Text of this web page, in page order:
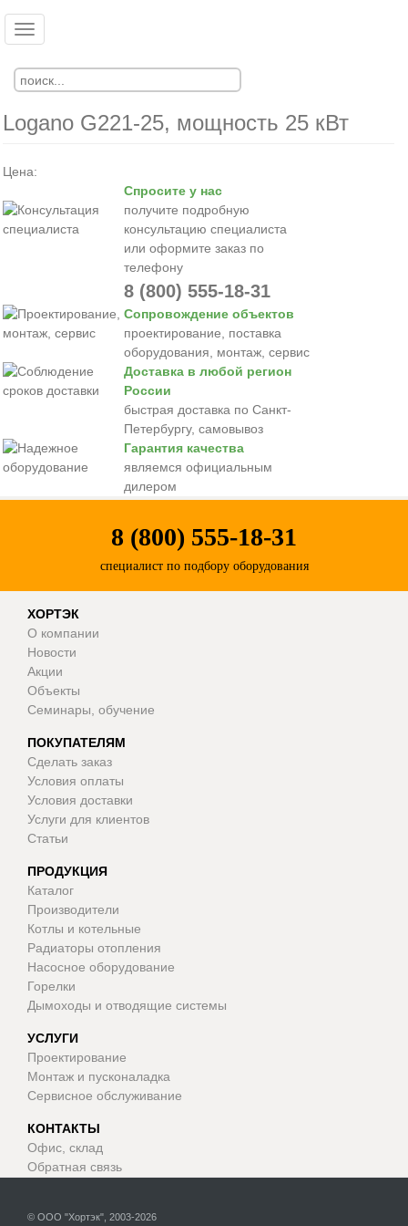
основному
содержанию
Toggle
Logano G221-25, мощность 25 кВт
Цена:
Спросите у нас
получите подробную
консультацию специалиста
или оформите заказ по
телефону
8 (800) 555-18-31
Сопровождение объектов
проектирование, поставка
оборудования, монтаж, сервис
Доставка в любой регион
России
быстрая доставка по Санкт-
Петербургу, самовывоз
Гарантия качества
являемся официальным
дилером
8 (800) 555-18-31
специалист по подбору оборудования
ХОРТЭК
О компании
Новости
Акции
Объекты
Семинары, обучение
ПОКУПАТЕЛЯМ
Сделать заказ
Условия оплаты
Условия доставки
Услуги для клиентов
Статьи
ПРОДУКЦИЯ
Каталог
Производители
Котлы и котельные
Радиаторы отопления
Насосное оборудование
Горелки
Дымоходы и отводящие системы
УСЛУГИ
Проектирование
Монтаж и пусконаладка
Сервисное обслуживание
КОНТАКТЫ
Офис, склад
Обратная связь
© ООО "Хортэк", 2003-2026